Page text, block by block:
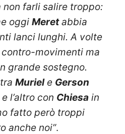
farli salire troppo:
oggi Meretabbia
lanci lunghi. A volte
movimenti ma
grande sostegno.
Muriele Gerson
l’altro con Chiesa in
fatto però troppi
anche noi”.